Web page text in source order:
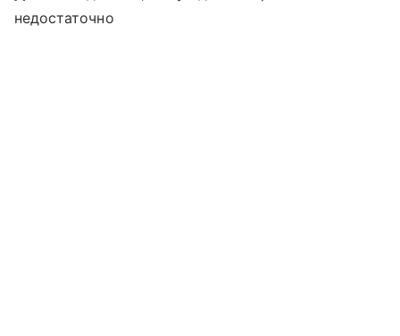
недостаточно